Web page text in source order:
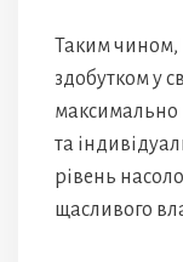
Таким чином,
здобутком у
максимально
та
рівень
щасливого